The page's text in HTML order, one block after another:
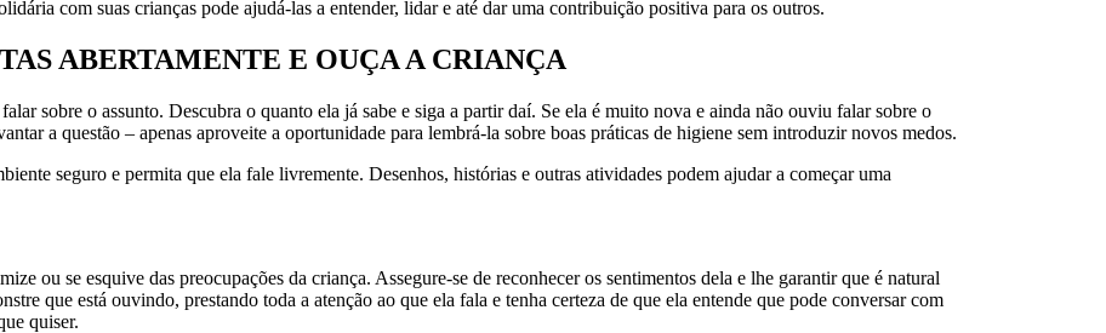
com suas crianças pode ajudá-las a entender, lidar e até dar uma contribuição positiva para os outros.
ABERTAMENTE E OUÇA A CRIANÇA
sobre o assunto. Descubra o quanto ela já sabe e siga a partir daí. Se ela é muito nova e ainda não ouviu falar sobre o
a questão – apenas aproveite a oportunidade para lembrá-la sobre boas práticas de higiene sem introduzir novos medos.
seguro e permita que ela fale livremente. Desenhos, histórias e outras atividades podem ajudar a começar uma
ou se esquive das preocupações da criança. Assegure-se de reconhecer os sentimentos dela e lhe garantir que é natural
que está ouvindo, prestando toda a atenção ao que ela fala e tenha certeza de que ela entende que pode conversar com
quiser.